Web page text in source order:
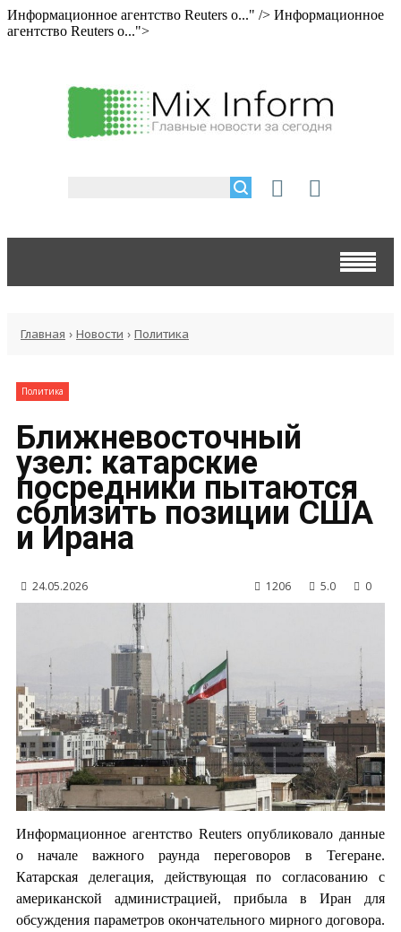
Информационное агентство Reuters о..." /> Информационное
агентство Reuters о...">
Главная › Новости › Политика
Политика
Ближневосточный
узел: катарские
посредники пытаются
сблизить позиции США
и Ирана
24.05.2026 1206 5.0 0
Информационное агентство Reuters опубликовало данные
о начале важного раунда переговоров в Тегеране.
Катарская делегация, действующая по согласованию с
американской администрацией, прибыла в Иран для
обсуждения параметров окончательного мирного договора.